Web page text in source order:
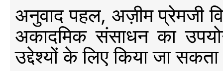
अनुवाद पहल, अज़ीम प्रेमजी
अकादमिक संसाधन का
उद्देश्यों के लिए किया जा